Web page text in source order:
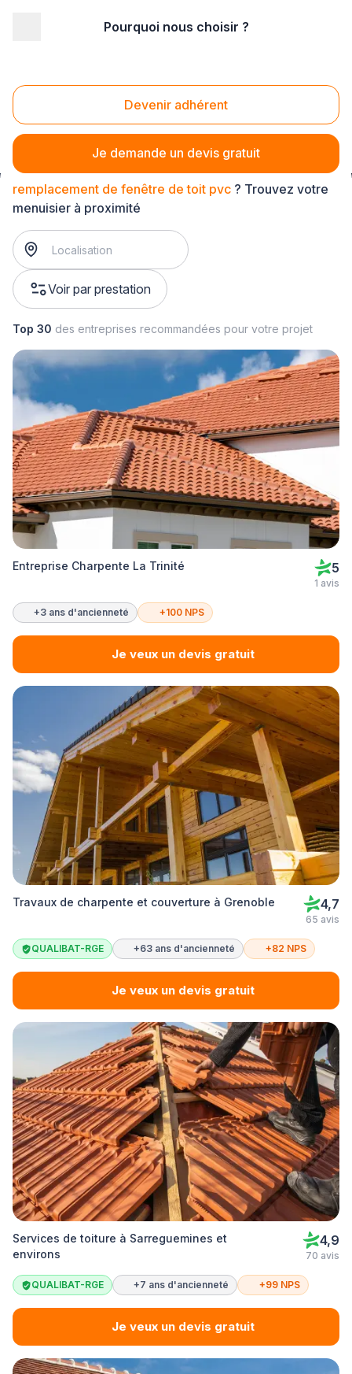
Pourquoi nous choisir ?
Devenir adhérent
Je demande un devis gratuit
Remplacement de fenêtre de toit pvc
remplacement de fenêtre de toit pvc ? Trouvez votre
menuisier à proximité
Voir par prestation
Top 30 des entreprises recommandées pour votre projet
Entreprise Charpente La Trinité 5
1 avis
+3 ans d'ancienneté +100 NPS
Je veux un devis gratuit
Travaux de charpente et couverture à Grenoble 4,7
65 avis
QUALIBAT-RGE +63 ans d'ancienneté +82 NPS
Je veux un devis gratuit
Services de toiture à Sarreguemines et
environs
4,9
70 avis
QUALIBAT-RGE +7 ans d'ancienneté +99 NPS
Je veux un devis gratuit